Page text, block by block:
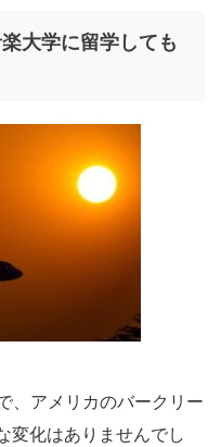
大学に留学しても
、アメリカのバークリー
変化はありませんでし